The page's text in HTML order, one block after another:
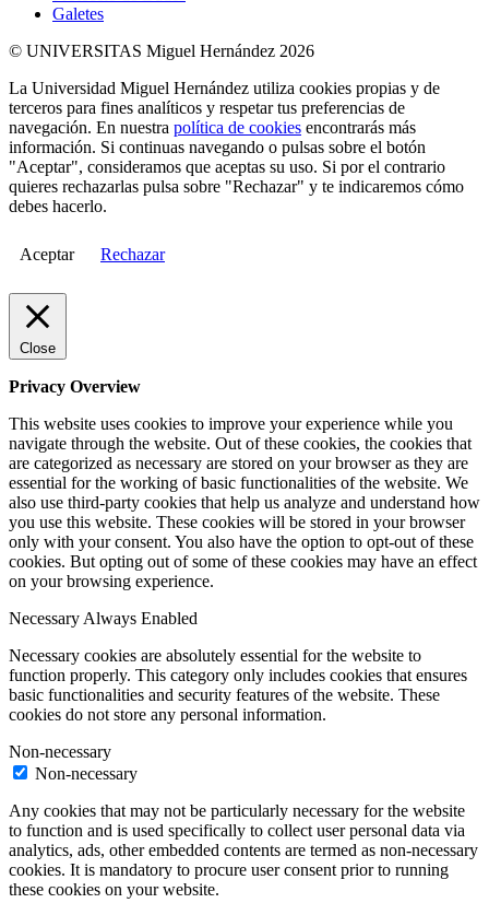
Galetes
© UNIVERSITAS Miguel Hernández 2026
La Universidad Miguel Hernández utiliza cookies propias y de
terceros para fines analíticos y respetar tus preferencias de
navegación. En nuestra política de cookies encontrarás más
información. Si continuas navegando o pulsas sobre el botón
"Aceptar", consideramos que aceptas su uso. Si por el contrario
quieres rechazarlas pulsa sobre "Rechazar" y te indicaremos cómo
debes hacerlo.
Aceptar Rechazar
Close
Privacy Overview
This website uses cookies to improve your experience while you
navigate through the website. Out of these cookies, the cookies that
are categorized as necessary are stored on your browser as they are
essential for the working of basic functionalities of the website. We
also use third-party cookies that help us analyze and understand how
you use this website. These cookies will be stored in your browser
only with your consent. You also have the option to opt-out of these
cookies. But opting out of some of these cookies may have an effect
on your browsing experience.
Necessary Always Enabled
Necessary cookies are absolutely essential for the website to
function properly. This category only includes cookies that ensures
basic functionalities and security features of the website. These
cookies do not store any personal information.
Non-necessary
Non-necessary
Any cookies that may not be particularly necessary for the website
to function and is used specifically to collect user personal data via
analytics, ads, other embedded contents are termed as non-necessary
cookies. It is mandatory to procure user consent prior to running
these cookies on your website.